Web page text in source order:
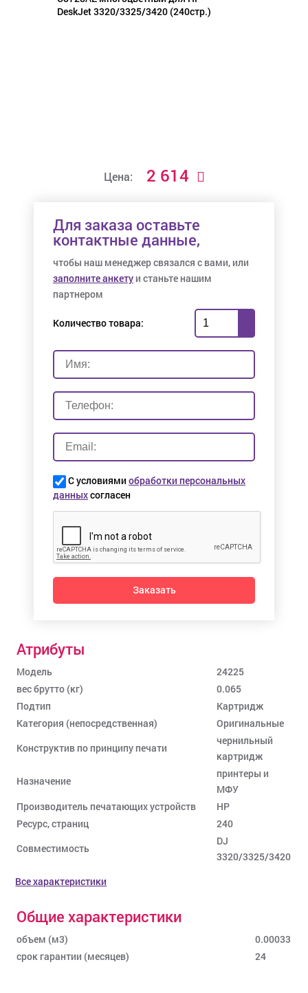
Цена: 2 614
Для заказа оставьте
контактные данные,
чтобы наш менеджер связался с вами, или
заполните анкету и станьте нашим
партнером
Количество товара:
С условиями обработки персональных
данныхсогласен
Заказать
Атрибуты
Модель
24225
вес брутто (кг)
0.065
Подтип
Картридж
Категория (непосредственная)
Оригинальные
Конструктив по принципу печати
чернильный
картридж
Назначение
принтеры и
МФУ
Производитель печатающих устройств
HP
Ресурс, страниц
240
Совместимость
DJ
3320/3325/3420
Все характеристики
Общие характеристики
объем (м3)
0.00033
срок гарантии (месяцев)
24